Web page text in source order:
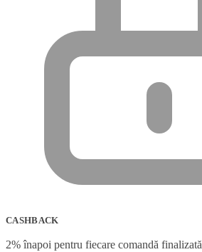
CASHBACK
2% înapoi pentru fiecare comandă finalizată